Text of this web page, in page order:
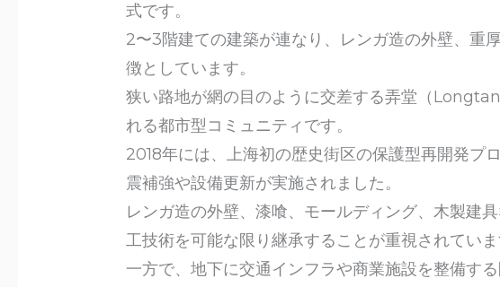
式です。
2〜3階建ての建築が連なり、レンガ造の外壁、重
徴としています。
狭い路地が網の目のように交差する弄堂（
れる都市型コミュニティです。
2018年には、上海初の歴史街区の保護型再開発プ
震補強や設備更新が実施されました。
レンガ造の外壁、漆喰、モールディング、木製建
工技術を可能な限り継承することが重視されていま
一方で、地下に交通インフラや商業施設を整備す